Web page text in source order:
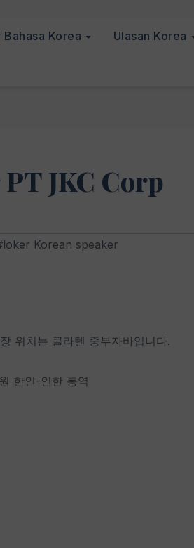
Bahasa Korea Ulasan Korea
JKC Corp
Korean speaker
위치는 클라텐 중부자바입니다.
한인-인한 통역